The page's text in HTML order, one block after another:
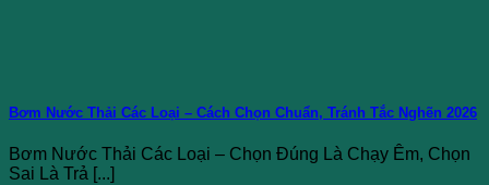
Bơm Nước Thải Các Loại – Cách Chọn Chuẩn, Tránh Tắc Nghẽn 2026
Bơm Nước Thải Các Loại – Chọn Đúng Là Chạy Êm, Chọn
Sai Là Trả [...]